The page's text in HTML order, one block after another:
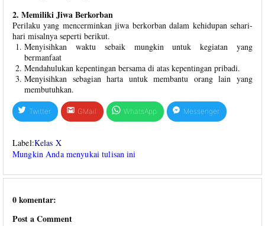
2. Memiliki Jiwa Berkorban
Perilaku yang mencerminkan jiwa berkorban dalam kehidupan sehari-
hari misalnya seperti berikut.
Menyisihkan waktu sebaik mungkin untuk kegiatan yang
bermanfaat
Mendahulukan kepentingan bersama di atas kepentingan pribadi.
Menyisihkan sebagian harta untuk membantu orang lain yang
membutuhkan.
Twitter GMail WhatsApp Messenger
Label:Kelas X
Mungkin Anda menyukai tulisan ini
0 komentar:
Post a Comment